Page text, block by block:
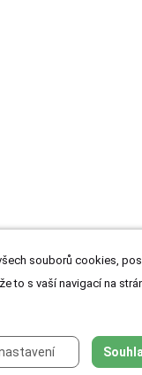
souborů cookies,
to s vaší navigací na